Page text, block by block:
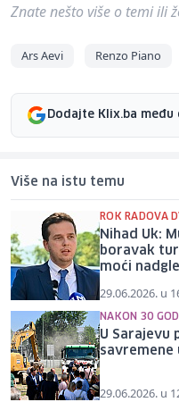
Znate nešto više o temi ili
Ars Aevi Renzo Piano
Dodajte Klix.ba
Više na istu temu
ROK RADOVA
Nihad Uk:
boravak
moći
29.06.2026. u
NAKON 30
U Sarajevu
savremene
29.06.2026. u